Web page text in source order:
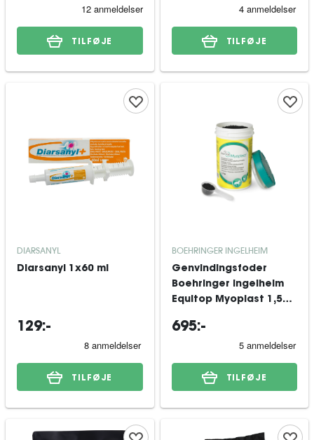
TILFØJE TILFØJE
DIARSANYL
Diarsanyl 1x60 ml
129:-
TILFØJE
BOEHRINGER INGELHEIM
Genvindingsfoder
Boehringer Ingelheim
Equitop Myoplast 1,5
695:-
TILFØJE